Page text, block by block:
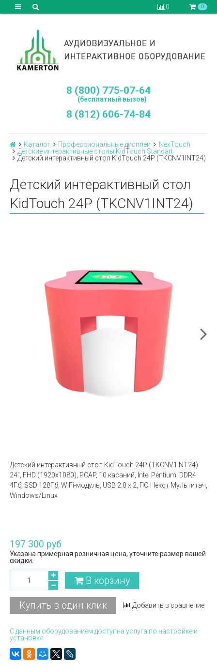
0 0
8 (800) 775-07-64
(бесплатный вызов)
8 (812) 606-74-84
Каталог Профессиональные дисплеи
NexTouch
Детские интерактивные столы KidTouch Standart
Детский интерактивный стол KidTouch 24Р (TKCNV1INT24)
Детский интерактивный стол
KidTouch 24Р (TKCNV1INT24)
Детский интерактивный стол KidTouch 24Р (TKCNV1INT24)
24", FHD (1920х1080), PCAP, 10 касаний, Intel Pentium, DDR4
4Гб, SSD 128Гб, WiFi-модуль, USB 2.0 х 2, ПО Некст Мультитач,
Windows/Linux
197 300 руб
Указана примерная розничная цена, уточните размер вашей
скидки.
В корзину
Купить в один клик Добавить в сравнение
С данным оборудованием доступна услуга по настройке и
установке.